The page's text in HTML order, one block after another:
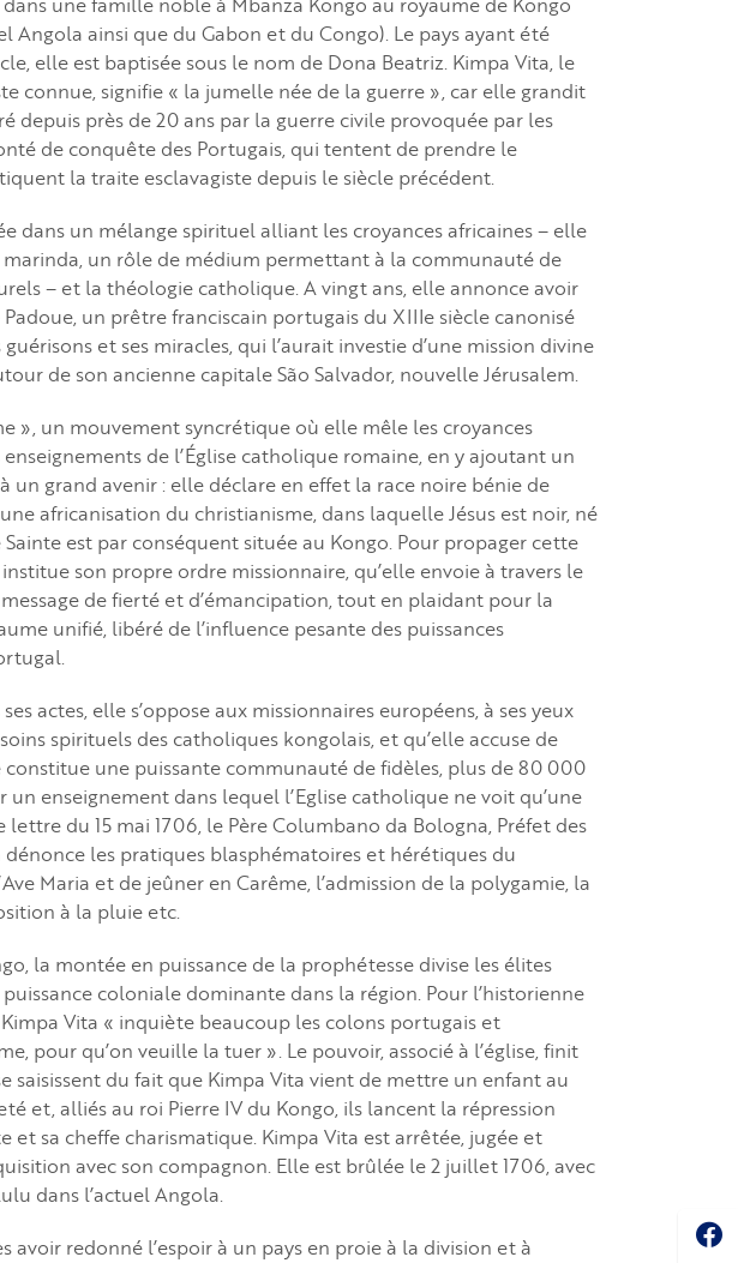
Angola ainsi que du Gabon et du Congo). Le pays ayant été
elle est baptisée sous le nom de Dona Beatriz. Kimpa Vita, le
connue, signifie « la jumelle née de la guerre », car elle grandit
depuis près de 20 ans par la guerre civile provoquée par les
de conquête des Portugais, qui tentent de prendre le
la traite esclavagiste depuis le siècle précédent.
dans un mélange spirituel alliant les croyances africaines – elle
un rôle de médium permettant à la communauté de
– et la théologie catholique. A vingt ans, elle annonce avoir
un prêtre franciscain portugais du XIIIe siècle canonisé
et ses miracles, qui l’aurait investie d’une mission divine
de son ancienne capitale São Salvador, nouvelle Jérusalem.
», un mouvement syncrétique où elle mêle les croyances
de l’Église catholique romaine, en y ajoutant un
un grand avenir : elle déclare en effet la race noire bénie de
africanisation du christianisme, dans laquelle Jésus est noir, né
est par conséquent située au Kongo. Pour propager cette
son propre ordre missionnaire, qu’elle envoie à travers le
de fierté et d’émancipation, tout en plaidant pour la
unifié, libéré de l’influence pesante des puissances
actes, elle s’oppose aux missionnaires européens, à ses yeux
spirituels des catholiques kongolais, et qu’elle accuse de
constitue une puissante communauté de fidèles, plus de 80 000
enseignement dans lequel l’Eglise catholique ne voit qu’une
lettre du 15 mai 1706, le Père Columbano da Bologna, Préfet des
les pratiques blasphématoires et hérétiques du
Maria et de jeûner en Carême, l’admission de la polygamie, la
à la pluie etc.
la montée en puissance de la prophétesse divise les élites
coloniale dominante dans la région. Pour l’historienne
Vita « inquiète beaucoup les colons portugais et
pour qu’on veuille la tuer ». Le pouvoir, associé à l’église, finit
saisissent du fait que Kimpa Vita vient de mettre un enfant au
et, alliés au roi Pierre IV du Kongo, ils lancent la répression
sa cheffe charismatique. Kimpa Vita est arrêtée, jugée et
avec son compagnon. Elle est brûlée le 2 juillet 1706, avec
dans l’actuel Angola.
avoir redonné l’espoir à un pays en proie à la division et à